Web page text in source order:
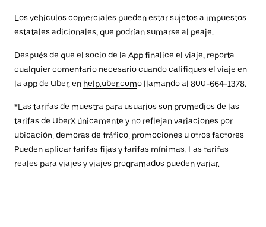
Los vehículos comerciales pueden estar sujetos a impuestos
estatales adicionales, que podrían sumarse al peaje.
Después de que el socio de la App finalice el viaje, reporta
cualquier comentario necesario cuando califiques el viaje en
la app de Uber, en help.uber.como llamando al 800-664-1378.
*Las tarifas de muestra para usuarios son promedios de las
tarifas de UberX únicamente y no reflejan variaciones por
ubicación, demoras de tráfico, promociones u otros factores.
Pueden aplicar tarifas fijas y tarifas mínimas. Las tarifas
reales para viajes y viajes programados pueden variar.